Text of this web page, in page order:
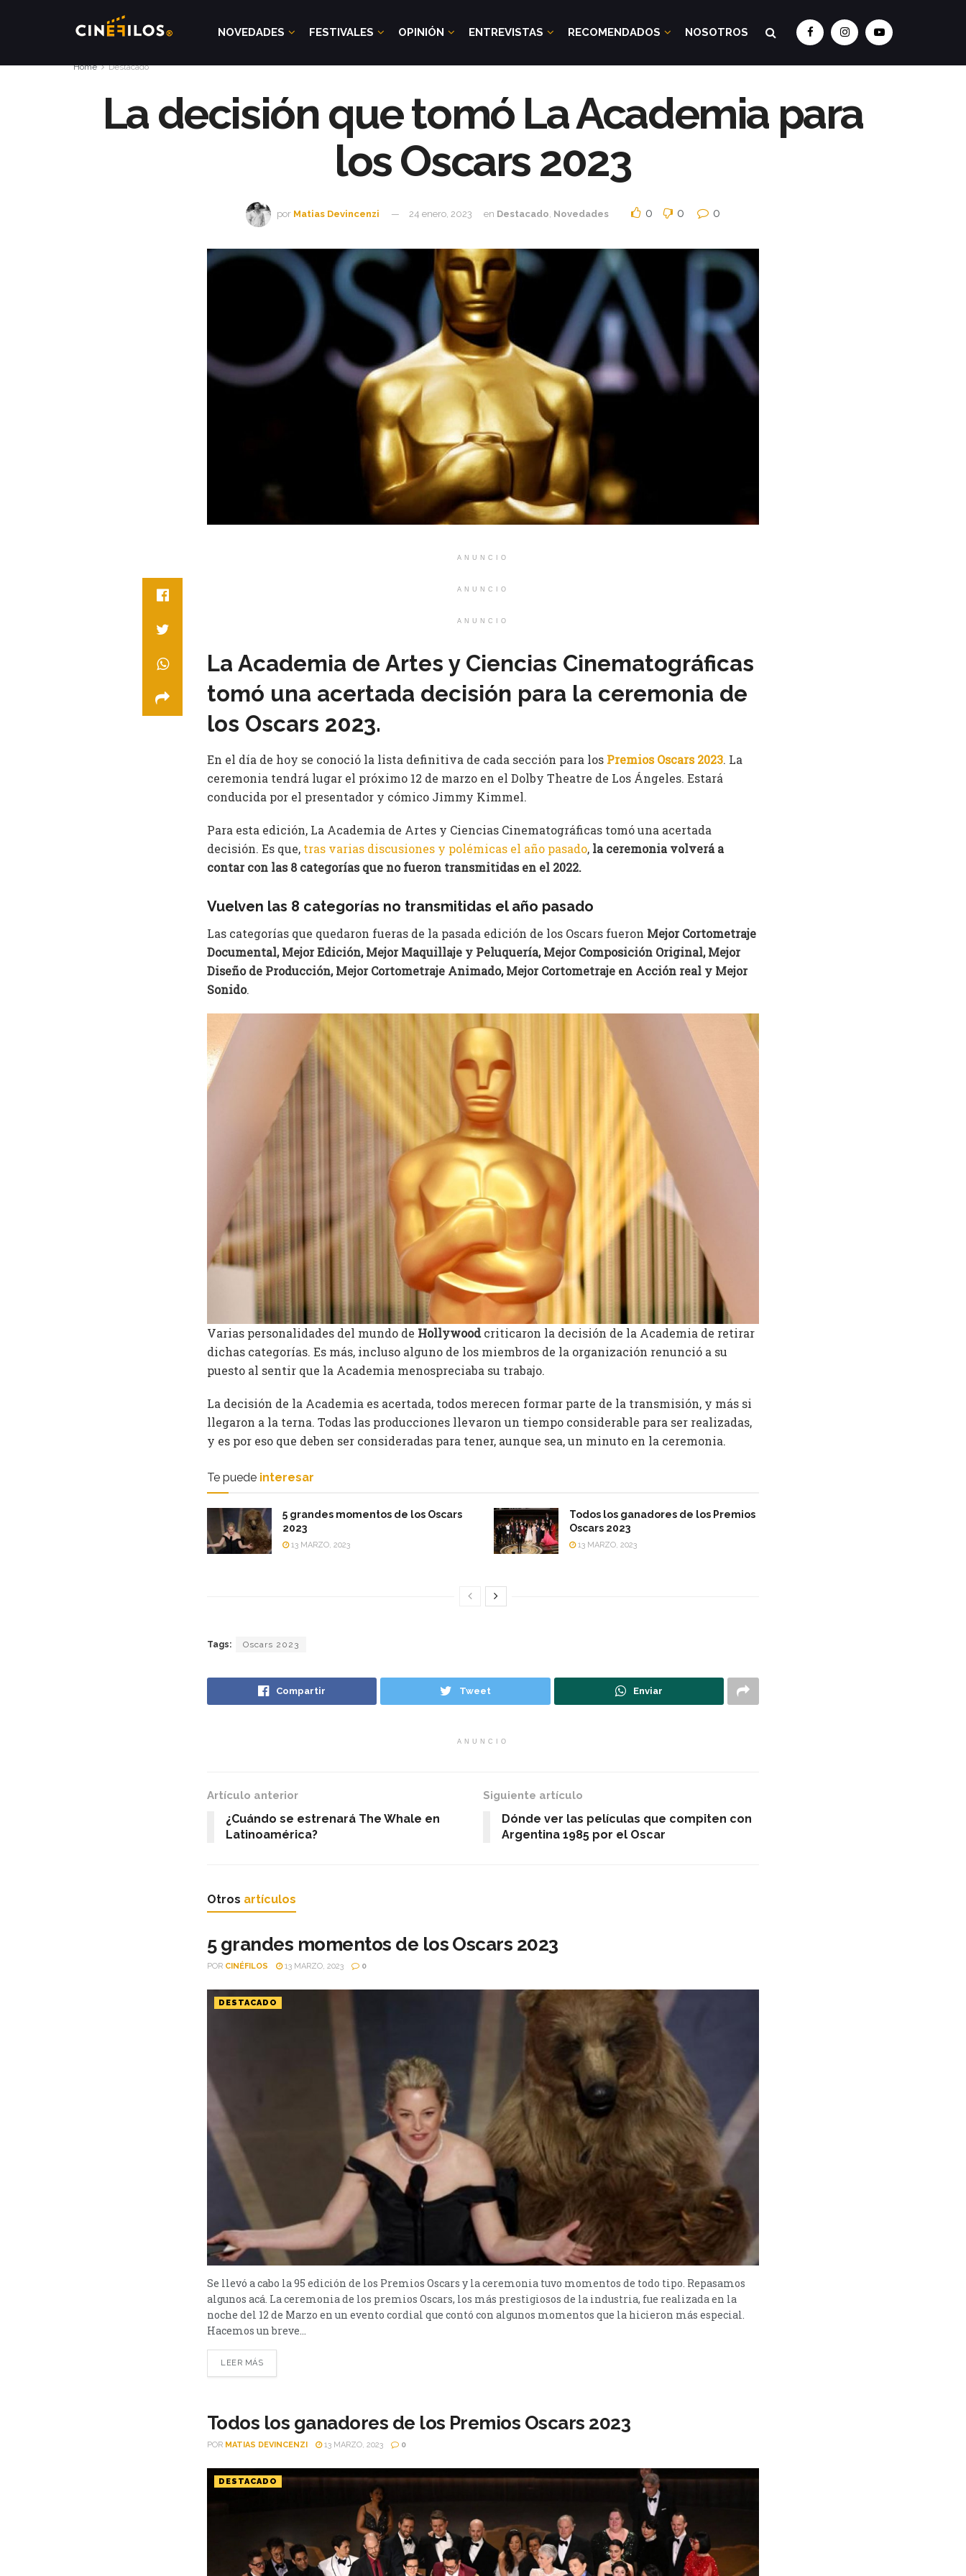
NOVEDADES FESTIVALES OPINIÓN ENTREVISTAS RECOMENDADOS NOSOTROS
Home Destacado
La decisión que tomó La Academia para
los Oscars 2023
por Matias Devincenzi 24 enero, 2023 en Destacado Novedades 0 0 0
ANUNCIO
ANUNCIO
ANUNCIO
La Academia de Artes y Ciencias Cinematográficas
tomó una acertada decisión para la ceremonia de
los Oscars 2023.
En el día de hoy se conoció la lista definitiva de cada sección para los Premios Oscars 2023. La
ceremonia tendrá lugar el próximo 12 de marzo en el Dolby Theatre de Los Ángeles. Estará
conducida por el presentador y cómico Jimmy Kimmel.
Para esta edición, La Academia de Artes y Ciencias Cinematográficas tomó una acertada
decisión. Es que, tras varias discusiones y polémicas el año pasado, la ceremonia volverá a
contar con las 8 categorías que no fueron transmitidas en el 2022.
Vuelven las 8 categorías no transmitidas el año pasado
Las categorías que quedaron fueras de la pasada edición de los Oscars fueron Mejor Cortometraje
Documental, Mejor Edición, Mejor Maquillaje y Peluquería, Mejor Composición Original, Mejor
Diseño de Producción, Mejor Cortometraje Animado, Mejor Cortometraje en Acción real y Mejor
Sonido.
Varias personalidades del mundo de Hollywoodcriticaron la decisión de la Academia de retirar
dichas categorías. Es más, incluso alguno de los miembros de la organización renunció a su
puesto al sentir que la Academia menospreciaba su trabajo.
La decisión de la Academia es acertada, todos merecen formar parte de la transmisión, y más si
llegaron a la terna. Todas las producciones llevaron un tiempo considerable para ser realizadas,
y es por eso que deben ser consideradas para tener, aunque sea, un minuto en la ceremonia.
Te puede interesar
5 grandes momentos de los Oscars
2023
13 MARZO, 2023
Todos los ganadores de los Premios
Oscars 2023
13 MARZO, 2023
Tags: Oscars 2023
Compartir Tweet Enviar
ANUNCIO
Artículo anterior
¿Cuándo se estrenará The Whale en
Latinoamérica?
Siguiente artículo
Dónde ver las películas que compiten con
Argentina 1985 por el Oscar
Otros artículos
5 grandes momentos de los Oscars 2023
POR CINÉFILOS 13 MARZO, 2023 0
DESTACADO
Se llevó a cabo la 95 edición de los Premios Oscars y la ceremonia tuvo momentos de todo tipo. Repasamos
algunos acá. La ceremonia de los premios Oscars, los más prestigiosos de la industria, fue realizada en la
noche del 12 de Marzo en un evento cordial que contó con algunos momentos que la hicieron más especial.
Hacemos un breve...
LEER MÁS
Todos los ganadores de los Premios Oscars 2023
POR MATIAS DEVINCENZI 13 MARZO, 2023 0
DESTACADO